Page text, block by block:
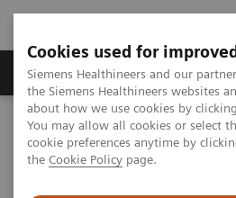
Cookies used for
Siemens Healthineers and our
the Siemens Healthineers websites
about how we use cookies by
You may allow all cookies or select
cookie preferences anytime by
the Cookie Policy page.
製品＆サービス サポー
ホーム
画像診断・治療装置
オプション＆バージョンアップ
第
TAKUMI Gallery 4